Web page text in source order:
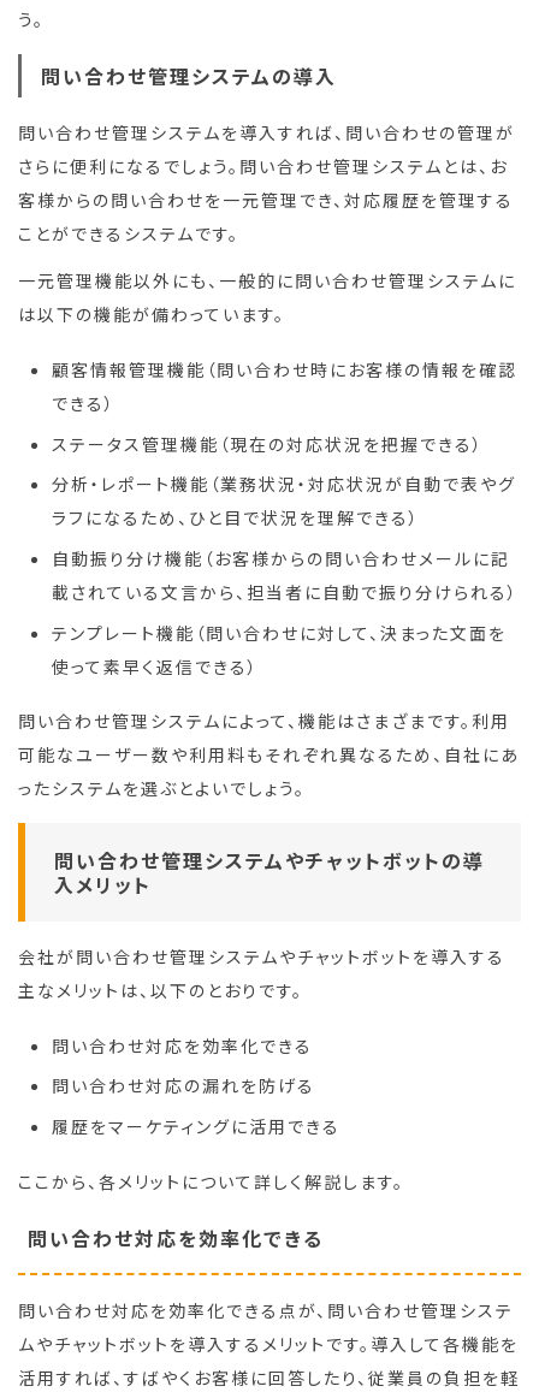
う。
問い合わせ管理システムの導入
問い合わせ管理システムを導入すれば、問い合わせの管理が
さらに便利になるでしょう。問い合わせ管理システムとは、お
客様からの問い合わせを一元管理でき、対応履歴を管理する
ことができるシステムです。
一元管理機能以外にも、一般的に問い合わせ管理システムに
は以下の機能が備わっています。
顧客情報管理機能（問い合わせ時にお客様の情報を確認
できる）
ステータス管理機能（現在の対応状況を把握できる）
分析・レポート機能（業務状況・対応状況が自動で表やグ
ラフになるため、ひと目で状況を理解できる）
自動振り分け機能（お客様からの問い合わせメールに記
載されている文言から、担当者に自動で振り分けられる）
テンプレート機能（問い合わせに対して、決まった文面を
使って素早く返信できる）
問い合わせ管理システムによって、機能はさまざまです。利用
可能なユーザー数や利用料もそれぞれ異なるため、自社にあ
ったシステムを選ぶとよいでしょう。
問い合わせ管理システムやチャットボットの導
入メリット
会社が問い合わせ管理システムやチャットボットを導入する
主なメリットは、以下のとおりです。
問い合わせ対応を効率化できる
問い合わせ対応の漏れを防げる
履歴をマーケティングに活用できる
ここから、各メリットについて詳しく解説します。
問い合わせ対応を効率化できる
問い合わせ対応を効率化できる点が、問い合わせ管理システ
ムやチャットボットを導入するメリットです。導入して各機能を
活用すれば、すばやくお客様に回答したり、従業員の負担を軽